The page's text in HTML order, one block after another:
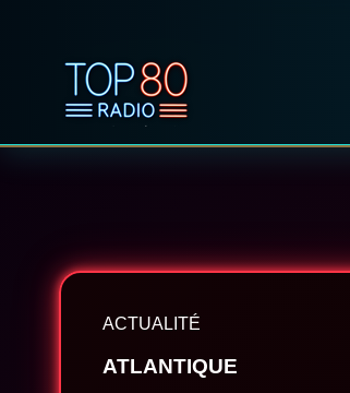
ACTUALITÉ
ATLANTIQUE